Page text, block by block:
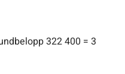
322 400 = 3